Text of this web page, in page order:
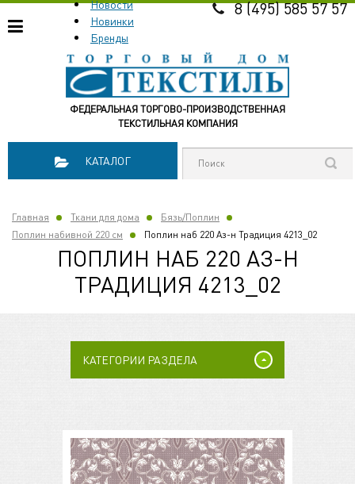
ФЕДЕРАЛЬНАЯ ТОРГОВО-ПРОИЗВОДСТВЕННАЯ
ТЕКСТИЛЬНАЯ КОМПАНИЯ
Новости
Новинки
Бренды
8 (495) 585 57 57
КАТАЛОГ
Главная Ткани для дома
Бязь/Поплин
Поплин набивной 220 см
Поплин наб 220 Аз-н Традиция 4213_02
ПОПЛИН НАБ 220 АЗ-Н
ТРАДИЦИЯ 4213_02
КАТЕГОРИИ РАЗДЕЛА